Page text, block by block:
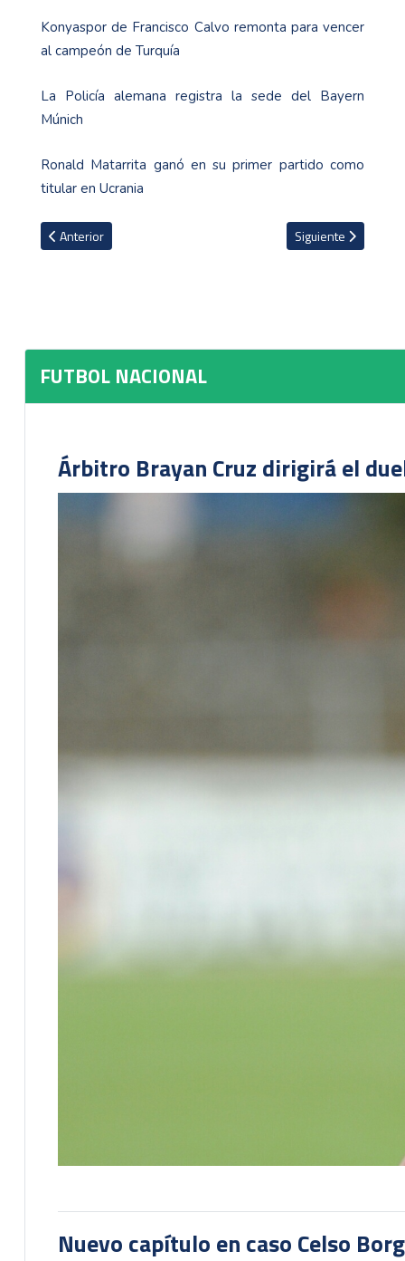
Konyaspor de Francisco Calvo remonta para vencer
al campeón de Turquía
La Policía alemana registra la sede del Bayern
Múnich
Ronald Matarrita ganó en su primer partido como
titular en Ucrania
Artículo anterior: De no creer: partido entre Grecia y Cartaginés
Anterior Artículo siguiente:
Siguiente
FUTBOL NACIONAL
Árbitro Brayan Cruz dirigirá el
Nuevo capítulo en caso Celso